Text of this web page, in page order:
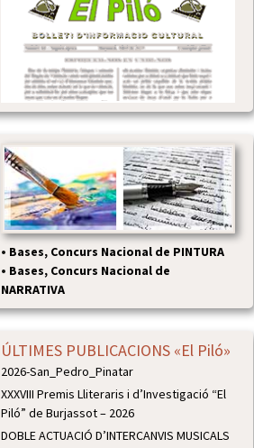
• Bases, Concurs Nacional de PINTURA
• Bases, Concurs Nacional de
NARRATIVA
ÚLTIMES PUBLICACIONS «El Piló»
2026-San_Pedro_Pinatar
XXXVIII Premis Lliteraris i d’Investigació “El
Piló” de Burjassot – 2026
DOBLE ACTUACIÓ D’INTERCANVIS MUSICALS